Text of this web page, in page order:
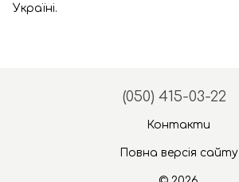
Україні.
(050) 415-03-22
Контакти
Повна версія сайту